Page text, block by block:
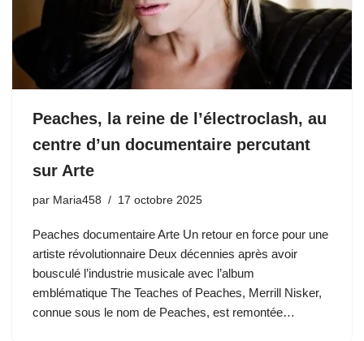
Peaches, la reine de l’électroclash, au
centre d’un documentaire percutant
sur Arte
par Maria458 17 octobre 2025
Peaches documentaire Arte Un retour en force pour une
artiste révolutionnaire Deux décennies après avoir
bousculé l’industrie musicale avec l’album
emblématique The Teaches of Peaches, Merrill Nisker,
connue sous le nom de Peaches, est remontée…